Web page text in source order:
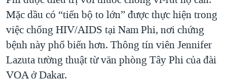
NGƯ DÂN VIỆT VÀ LÀN SÓNG TRỘM HẢI SÂM
BÊN KIA QUỐC LỘ: TIẾNG VỌNG TỪ NÔNG THÔN MỸ
QUAN HỆ VIỆT MỸ
Mặc dầu có “tiến bộ to lớn” được thực hiện trong
việc chống HIV/AIDS tại Nam Phi, nơi chứng
bệnh này phổ biến hơn. Thông tín viên Jennifer
Lazuta tường thuật từ văn phòng Tây Phi của đài
VOA ở Dakar.